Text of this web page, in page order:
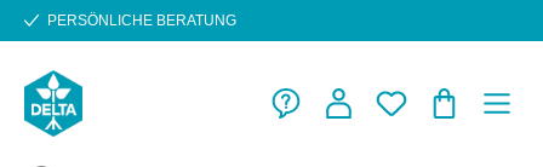
Zum Hauptinhalt springen
PERSÖNLICHE BERATUNG